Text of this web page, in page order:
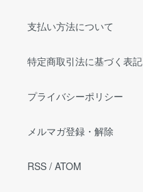
支払い方法について
特定商取引法に基づく表記
プライバシーポリシー
メルマガ登録・解除
RSS / ATOM